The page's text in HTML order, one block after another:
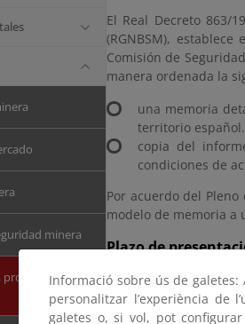
minera
productos y
El Real Decreto 863/
(RGNBSM),
Comisión de
manera ordenada la
una memoria
territorio español.
copia del
condiciones de
Por acuerdo del
modelo de memoria a
Plazo de
Durante el mes de
Modelo de
Informació sobre ús de
personalitzar l’experiència de
galetes o, si vol, pot